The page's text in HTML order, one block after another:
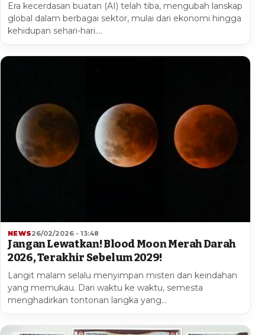
Era kecerdasan buatan (AI) telah tiba, mengubah lanskap
global dalam berbagai sektor, mulai dari ekonomi hingga
kehidupan sehari-hari.…
NEWS26/02/2026 - 13:48
Jangan Lewatkan! Blood Moon Merah Darah
2026, Terakhir Sebelum 2029!
Langit malam selalu menyimpan misteri dan keindahan
yang memukau. Dari waktu ke waktu, semesta
menghadirkan tontonan langka yang…